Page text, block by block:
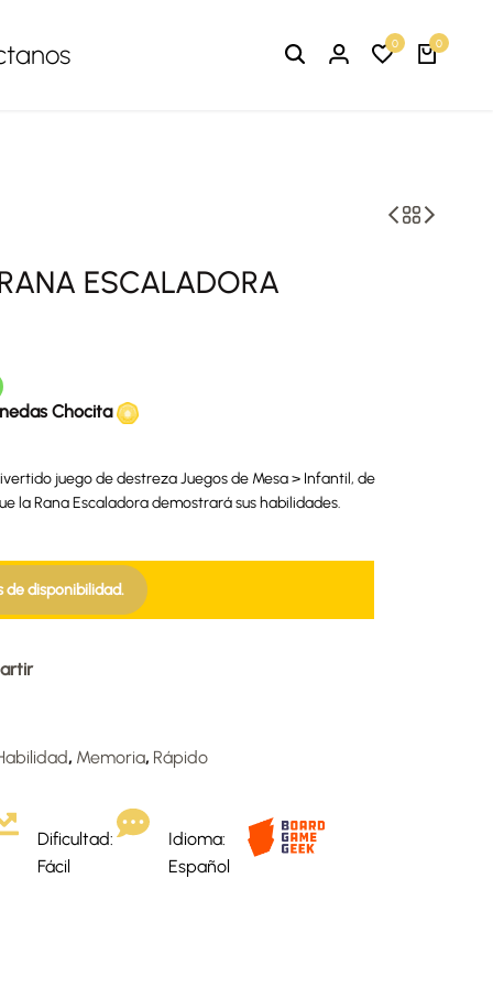
0 0
ESCALADORA
Chocita
juego de destreza Juegos de Mesa > Infantil, de
la Rana Escaladora demostrará sus habilidades.
de disponibilidad.
, Memoria, Rápido
Dificultad:
Fácil
Idioma:
Español